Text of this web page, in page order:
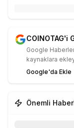
COINOTAG'i
Google
kaynaklara
Google'da Ekle
Önemli